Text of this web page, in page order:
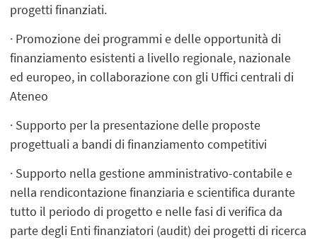
progetti finanziati.
· Promozione dei programmi e delle opportunità di
finanziamento esistenti a livello regionale, nazionale
ed europeo, in collaborazione con gli Uffici centrali di
Ateneo
· Supporto per la presentazione delle proposte
progettuali a bandi di finanziamento competitivi
· Supporto nella gestione amministrativo-contabile e
nella rendicontazione finanziaria e scientifica durante
tutto il periodo di progetto e nelle fasi di verifica da
parte degli Enti finanziatori (audit) dei progetti di ricerca